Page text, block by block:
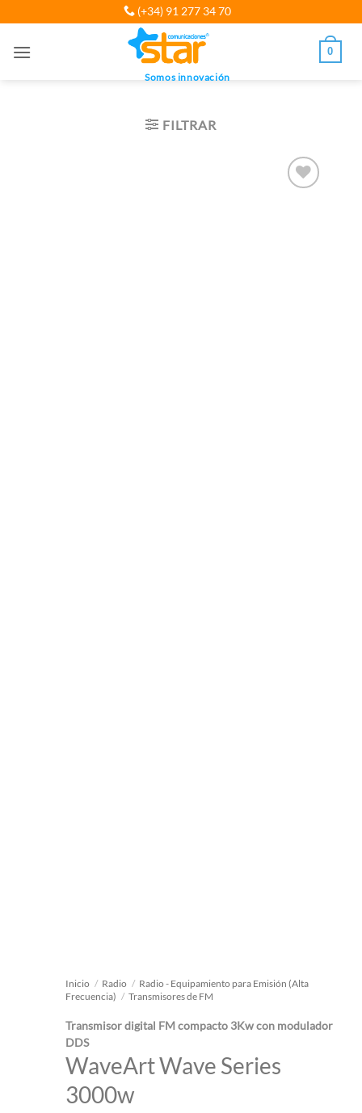
al
(+34) 91 277 34 70
Somos innovación
0
FILTRAR
Inicio / Radio / Radio - Equipamiento para Emisión (Alta
Frecuencia) / Transmisores de FM
Transmisor digital FM compacto 3Kw con modulador
DDS
WaveArt Wave Series
3000w